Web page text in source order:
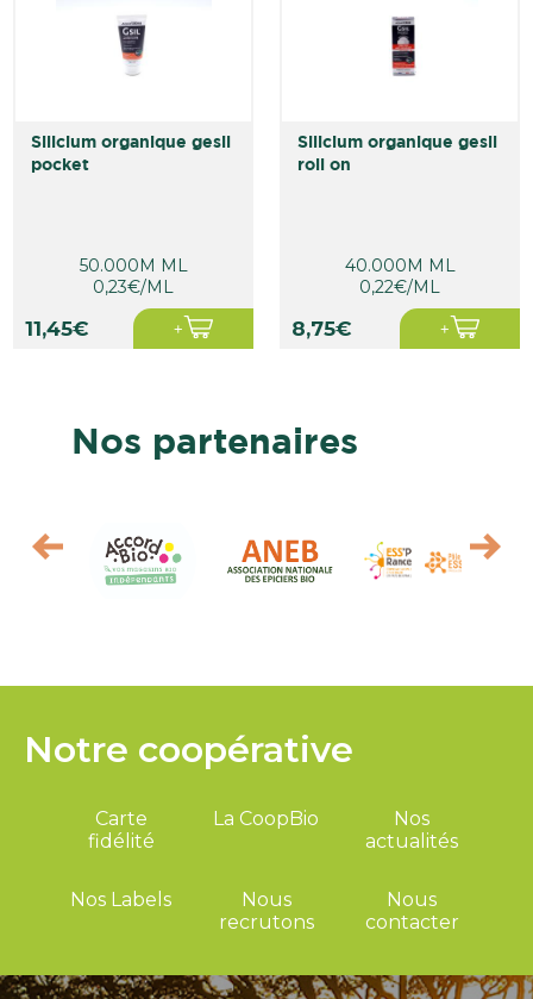
silicium organique gesil
pocket
50.000M ML
0,23€/ML
11,45€
silicium organique gesil
roll on
40.000M ML
0,22€/ML
8,75€
Nos partenaires
Notre coopérative
Carte
fidélité
La CoopBio
Nos
actualités
Nos Labels
Nous
recrutons
Nous
contacter